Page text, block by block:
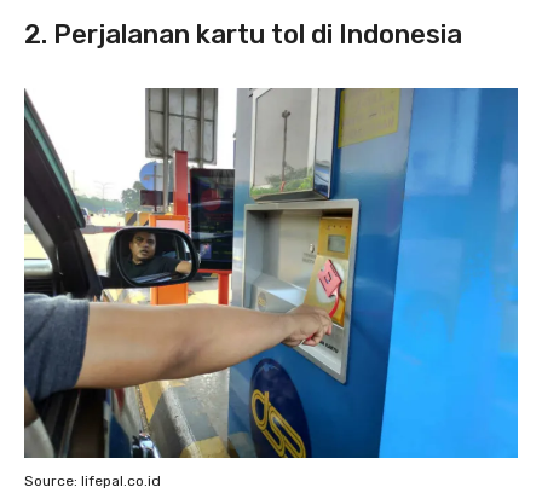
2. Perjalanan kartu tol di Indonesia
Source: lifepal.co.id